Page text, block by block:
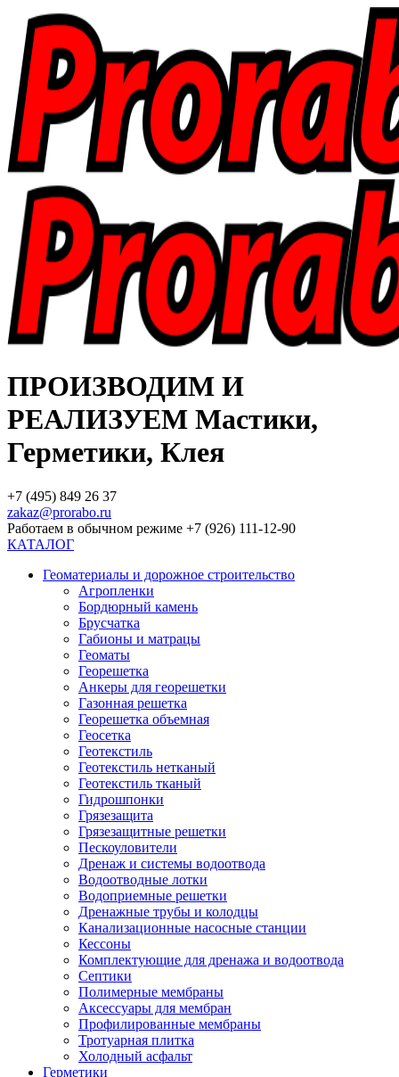
ПРОИЗВОДИМ И
РЕАЛИЗУЕМ Мастики,
Герметики, Клея
+7 (495) 849 26 37
zakaz@prorabo.ru
Работаем в обычном режиме +7 (926) 111-12-90
КАТАЛОГ
Геоматериалы и дорожное строительство
Агропленки
Бордюрный камень
Брусчатка
Габионы и матрацы
Геоматы
Георешетка
Анкеры для георешетки
Газонная решетка
Георешетка объемная
Геосетка
Геотекстиль
Геотекстиль нетканый
Геотекстиль тканый
Гидрошпонки
Грязезащита
Грязезащитные решетки
Пескоуловители
Дренаж и системы водоотвода
Водоотводные лотки
Водоприемные решетки
Дренажные трубы и колодцы
Канализационные насосные станции
Кессоны
Комплектующие для дренажа и водоотвода
Септики
Полимерные мембраны
Аксессуары для мембран
Профилированные мембраны
Тротуарная плитка
Холодный асфальт
Герметики